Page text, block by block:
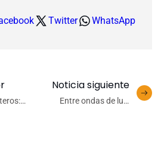
Twitter WhatsApp
Noticia siguiente
Entre ondas de luz,